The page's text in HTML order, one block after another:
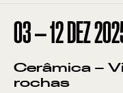
03—12DEZ
Cerâmica –
rochas